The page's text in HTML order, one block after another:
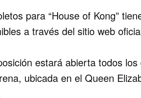
para “House of Kong”
a través del sitio web
estará abierta todos
ubicada en el Queen